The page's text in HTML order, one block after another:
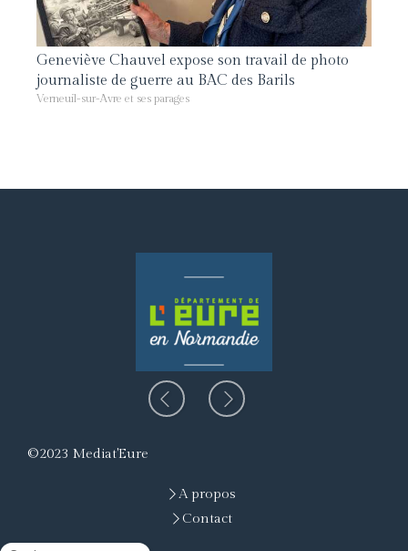
Geneviève Chauvel expose son travail de photo
journaliste de guerre au BAC des Barils
Verneuil-sur-Avre et ses parages
Slide précédentSlide suivant
©2023 Mediat'Eure
A propos
Contact